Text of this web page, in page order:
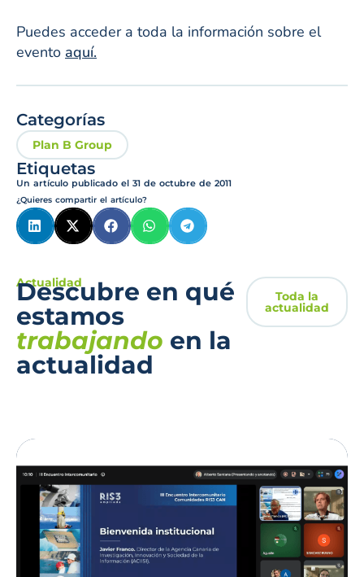
Puedes acceder a toda la información sobre el
evento aquí.
Categorías
Plan B Group
Etiquetas
Un artículo publicado el 31 de octubre de 2011
¿Quieres compartir el artículo?
Actualidad
Descubre en qué
estamos
trabajando en la
actualidad
Toda la
actualidad